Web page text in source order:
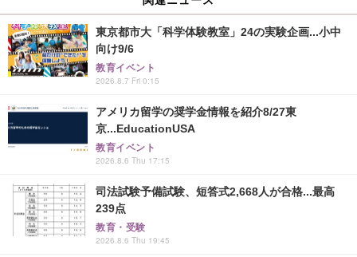
東京都市大「科学体験教室」24の実験企画...小中
向け9/6
教育イベント
2026.8.7 Fri 0:15
アメリカ留学の奨学金情報を紹介8/27東
京...EducationUSA
教育イベント
2026.8.6 Thu 17:15
司法試験予備試験、短答式2,668人が合格...最高
239点
教育・受験
2026.8.6 Thu 19:45